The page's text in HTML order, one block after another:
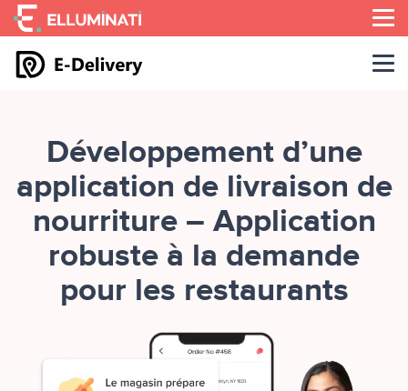
Skip
to
the
Développement d’une
application de livraison de
nourriture – Application
robuste à la demande
pour les restaurants